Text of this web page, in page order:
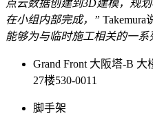
点云数据创建到3D建模，规
在小组内部完成，” Takemura
能够为与临时施工相关的一
Grand Front 大阪塔-B
27楼530-0011
脚手架